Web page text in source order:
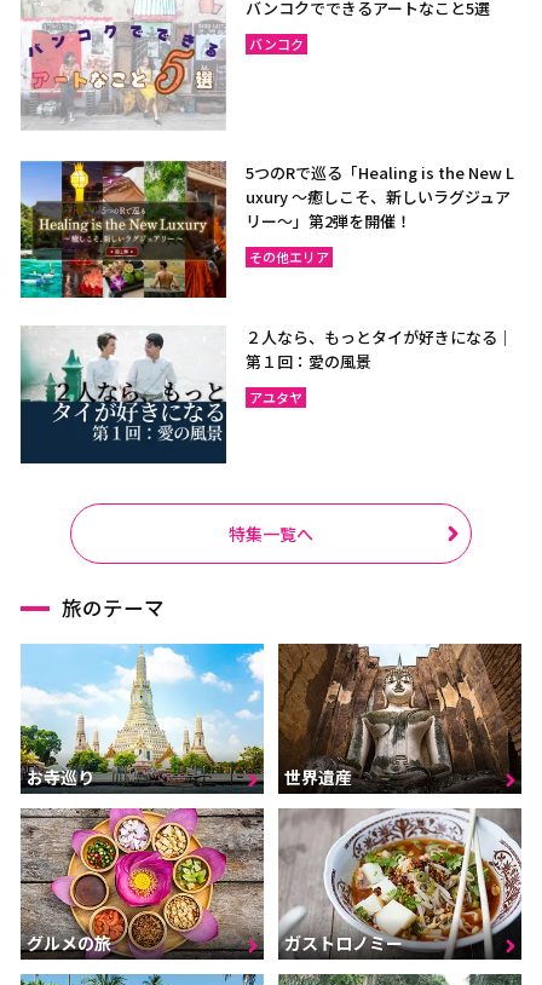
バンコクでできるアートなこと5選
バンコク
5つのRで巡る「Healing is the New L
uxury ～癒しこそ、新しいラグジュア
リー〜」第2弾を開催！
その他エリア
２人なら、もっとタイが好きになる｜
第１回：愛の風景
アユタヤ
特集一覧へ
旅のテーマ
お寺巡り 世界遺産
グルメの旅 ガストロノミー